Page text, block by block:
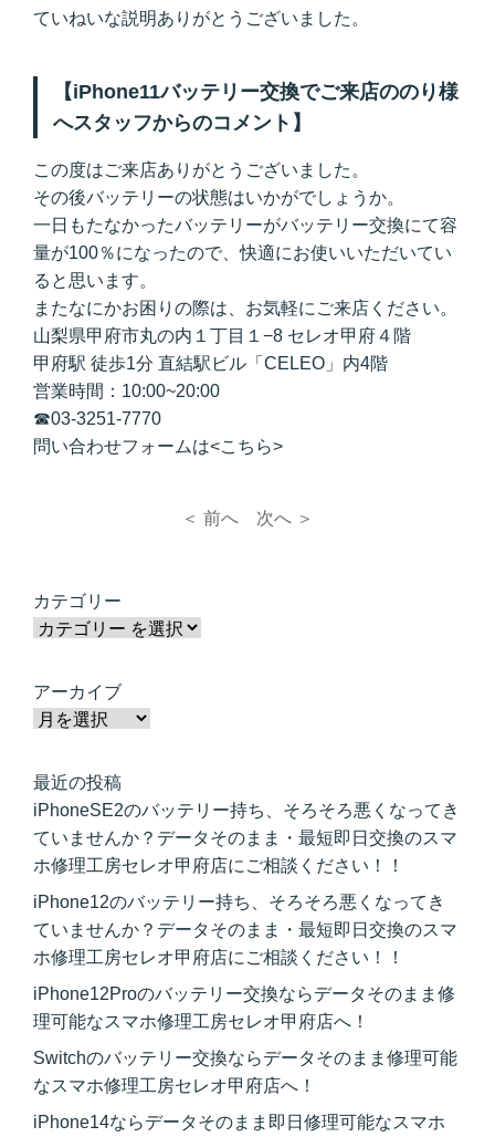
ていねいな説明ありがとうございました。
【iPhone11バッテリー交換でご来店ののり様
へスタッフからのコメント】
この度はご来店ありがとうございました。
その後バッテリーの状態はいかがでしょうか。
一日もたなかったバッテリーがバッテリー交換にて容
量が100％になったので、快適にお使いいただいてい
ると思います。
またなにかお困りの際は、お気軽にご来店ください。
山梨県甲府市丸の内１丁目１−8 セレオ甲府４階
甲府駅 徒歩1分 直結駅ビル「CELEO」内4階
営業時間：10:00~20:00
☎03-3251-7770
問い合わせフォームは<こちら>
＜ 前へ 次へ ＞
カテゴリー
アーカイブ
最近の投稿
iPhoneSE2のバッテリー持ち、そろそろ悪くなってき
ていませんか？データそのまま・最短即日交換のスマ
ホ修理工房セレオ甲府店にご相談ください！！
iPhone12のバッテリー持ち、そろそろ悪くなってき
ていませんか？データそのまま・最短即日交換のスマ
ホ修理工房セレオ甲府店にご相談ください！！
iPhone12Proのバッテリー交換ならデータそのまま修
理可能なスマホ修理工房セレオ甲府店へ！
Switchのバッテリー交換ならデータそのまま修理可能
なスマホ修理工房セレオ甲府店へ！
iPhone14ならデータそのまま即日修理可能なスマホ